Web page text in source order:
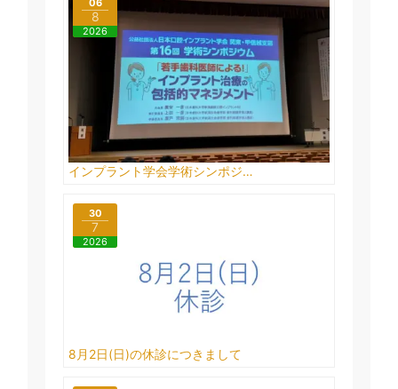
インプラント学会学術シンポジ…
8
2026
8月2日(日)の休診につきまして
30
7
2026